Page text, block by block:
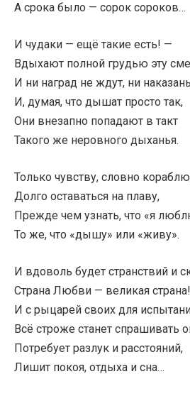
А срока было — сорок сороков…
И чудаки — ещё такие есть! —
Вдыхают полной грудью эту
И ни наград не ждут, ни
И, думая, что дышат просто так,
Они внезапно попадают в такт
Такого же неровного дыханья.
Только чувству, словно
Долго оставаться на плаву,
Прежде чем узнать, что «я
То же, что «дышу» или «живу».
И вдоволь будет странствий и
Страна Любви — великая страна!
И с рыцарей своих для
Всё строже станет спрашивать
Потребует разлук и расстояний,
Лишит покоя, отдыха и сна…